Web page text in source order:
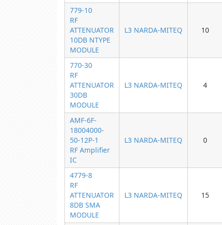
779-10
RF
ATTENUATOR
10DB NTYPE
MODULE
L3 NARDA-MITEQ 10
770-30
RF
ATTENUATOR
30DB
MODULE
L3 NARDA-MITEQ 4
AMF-6F-
18004000-
50-12P-1
RF Amplifier
IC
L3 NARDA-MITEQ 0
4779-8
RF
ATTENUATOR
8DB SMA
MODULE
L3 NARDA-MITEQ 15